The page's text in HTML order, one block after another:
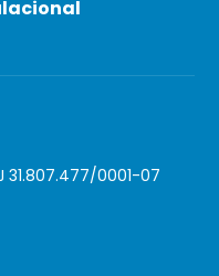
31.807.477/0001-07